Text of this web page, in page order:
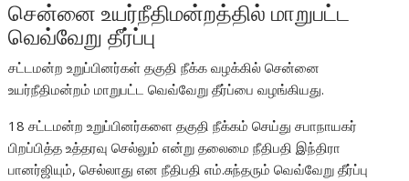
சென்னை உயர்நீதிமன்றத்தில் மாறுபட்ட
வெவ்வேறு தீர்ப்பு
சட்டமன்ற உறுப்பினர்கள் தகுதி நீக்க வழக்கில் சென்னை
உயர்நீதிமன்றம் மாறுபட்ட வெவ்வேறு தீர்ப்பை வழங்கியது.
18 சட்டமன்ற உறுப்பினர்களை தகுதி நீக்கம் செய்து சபாநாயகர்
பிறப்பித்த உத்தரவு செல்லும் என்று தலைமை நீதிபதி இந்திரா
பானர்ஜியும், செல்லாது என நீதிபதி எம்.சுந்தரும் வெவ்வேறு தீர்ப்பு